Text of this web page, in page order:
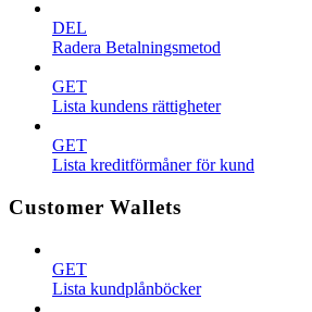
DEL
Radera Betalningsmetod
GET
Lista kundens rättigheter
GET
Lista kreditförmåner för kund
Customer Wallets
GET
Lista kundplånböcker